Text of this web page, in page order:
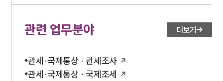
관련 업무분야 더보기
관세·국제통상 · 관세조사
관세·국제통상 · 국제조세